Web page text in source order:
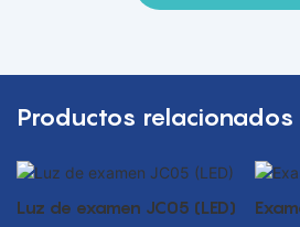
Productos relacionados
Luz de examen JC05 (LED)